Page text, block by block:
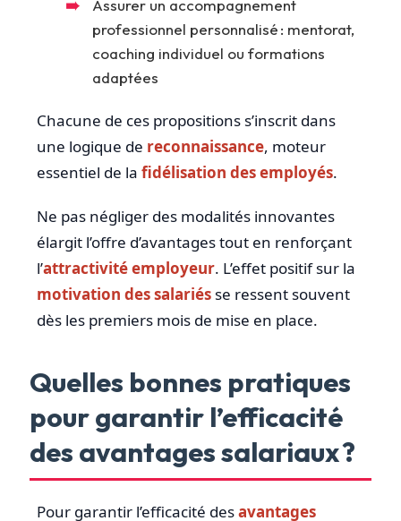
Assurer un accompagnement
professionnel personnalisé : mentorat,
coaching individuel ou formations
adaptées
Chacune de ces propositions s’inscrit dans
une logique de reconnaissance, moteur
essentiel de la fidélisation des employés.
Ne pas négliger des modalités innovantes
élargit l’offre d’avantages tout en renforçant
l’attractivité employeur. L’effet positif sur la
motivation des salariés se ressent souvent
dès les premiers mois de mise en place.
Quelles bonnes pratiques
pour garantir l’efficacité
des avantages salariaux ?
Pour garantir l’efficacité desavantages